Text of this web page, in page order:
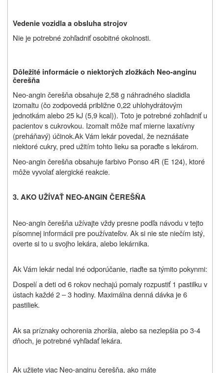
Vedenie vozidla a obsluha strojov
Nie je potrebné zohľadniť osobitné okolnosti.
Dôležité informácie o niektorých zložkách Neo-anginu
čerešňa
Neo-anginčerešňa obsahuje 2,58 g náhradného sladidla
izomaltu (čo zodpovedá približne 0,22 uhlohydrátovým
jednotkám alebo 25 kJ (5,9 kcal)). Toto je potrebné zohľadniť u
pacientov s cukrovkou. Izomalt môže mať mierne laxatívny
(preháňavý) účinok.Ak Vám lekár povedal, že neznášate
niektoré cukry, pred užitím tohto lieku sa poraďte s lekárom.
Neo-anginčerešňa obsahuje farbivo Ponso 4R (E 124), ktoré
môže vyvolať alergické reakcie.
3. AKO UŽÍVAŤ NEO-ANGIN ČEREŠŇA
Neo-angin čerešňa užívajte vždy presne podľa návodu v tejto
písomnej informácii pre používateľov. Ak si nie ste niečím istý,
overte si to u svojho lekára, alebo lekárnika.
Ak Vám lekár nedal iné odporúčanie, riaďte sa týmito pokynmi:
Dospelí a deti od 6 rokov nechajú pomaly rozpustiť 1 pastilku v
ústach každé 2 – 3 hodiny. Maximálna denná dávka je 6
pastiliek.
Ak sa príznaky ochorenia zhoršia, alebo sa nezlepšia po 3-4
dňoch, je potrebné vyhľadať lekára.
Ak užijete viac Neo-anginu čerešňa, ako máte